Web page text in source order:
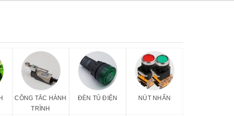
CÔNG TẮC HÀNH
TRÌNH
ĐÈN TỦ ĐIỆN NÚT NHẤN